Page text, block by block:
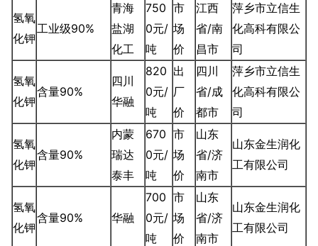
氢氧
化钾
工业级90%
青海
盐湖
化工
750
0元/
吨
市
场
价
江西
省/南
昌市
萍乡市立信生
化高科有限公
司
氢氧
化钾
含量90%
四川
华融
820
0元/
吨
出
厂
价
四川
省/成
都市
萍乡市立信生
化高科有限公
司
氢氧
化钾
含量90%
内蒙
瑞达
泰丰
670
0元/
吨
市
场
价
山东
省/济
南市
山东金生润化
工有限公司
氢氧
化钾
含量90% 华融
700
0元/
吨
市
场
价
山东
省/济
南市
山东金生润化
工有限公司